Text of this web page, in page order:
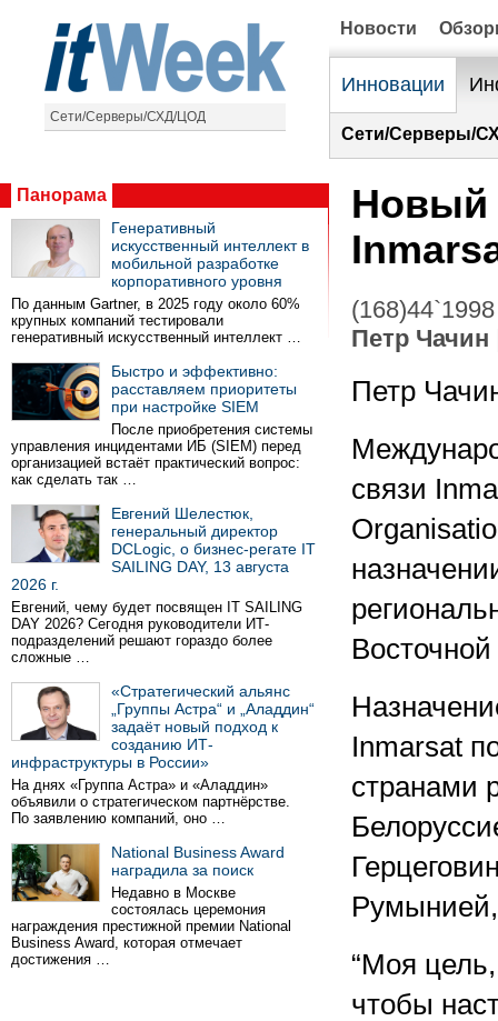
Сети/Серверы/СХД/ЦОД
Новости
Инновации
Сети/Серверы/
Панорама
Генеративный
искусственный интеллект в
мобильной разработке
корпоративного уровня
По данным Gartner, в 2025 году около 60%
крупных компаний тестировали
генеративный искусственный интеллект …
Быстро и эффективно:
расставляем приоритеты
при настройке SIEM
После приобретения системы
управления инцидентами ИБ (SIEM) перед
организацией встаёт практический вопрос:
как сделать так …
Евгений Шелестюк,
генеральный директор
DCLogic, о бизнес-регате IT
SAILING DAY, 13 августа
2026 г.
Евгений, чему будет посвящен IT SAILING
DAY 2026? Сегодня руководители ИТ-
подразделений решают гораздо более
сложные …
«Стратегический альянс
„Группы Астра“ и „Аладдин“
задаёт новый подход к
созданию ИТ-
инфраструктуры в России»
На днях «Группа Астра» и «Аладдин»
объявили о стратегическом партнёрстве.
По заявлению компаний, оно …
National Business Award
наградила за поиск
Недавно в Москве
состоялась церемония
награждения престижной премии National
Business Award, которая отмечает
достижения …
Новый
(168)44`1998
Петр Чачин
Петр
связи
Inmarsat
странами
“Моя
чтобы